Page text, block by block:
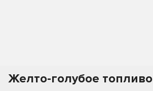
Желто-голубое топливо